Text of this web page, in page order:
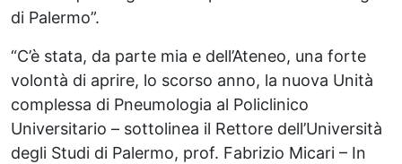
di Palermo”.
“C’è stata, da parte mia e dell’Ateneo, una forte
volontà di aprire, lo scorso anno, la nuova Unità
complessa di Pneumologia al Policlinico
Universitario – sottolinea il Rettore dell’Università
degli Studi di Palermo, prof. Fabrizio Micari – In